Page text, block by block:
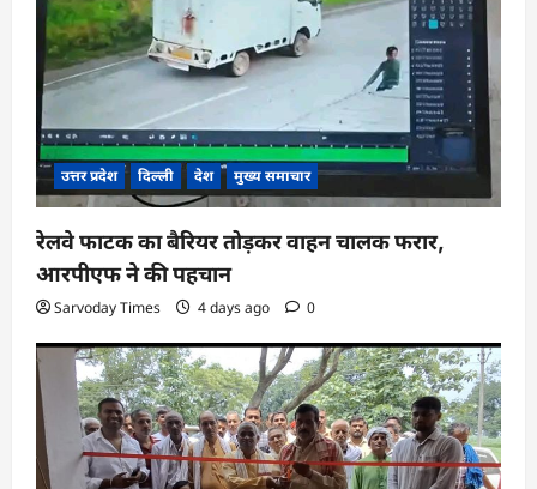
उत्तर प्रदेश दिल्ली देश मुख्य समाचार
रेलवे फाटक का बैरियर तोड़कर वाहन चालक फरार,
आरपीएफ ने की पहचान
Sarvoday Times 4 days ago 0